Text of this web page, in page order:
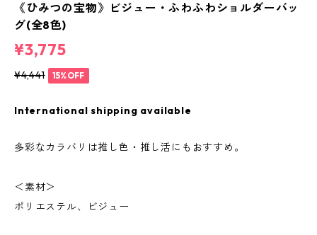
《ひみつの宝物》ビジュー・ふわふわショルダーバッ
グ(全8色)
¥3,775
¥4,441 15%OFF
International shipping available
多彩なカラバリは推し色・推し活にもおすすめ。
＜素材＞
ポリエステル、ビジュー